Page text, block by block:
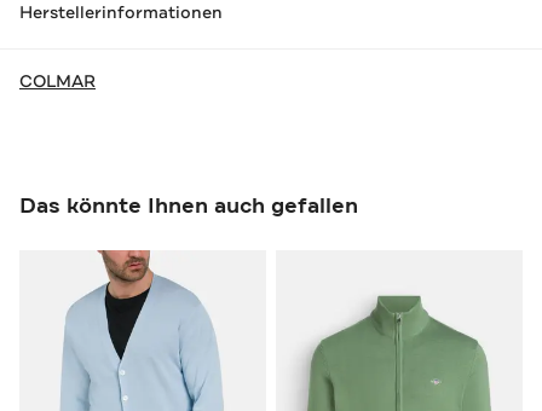
Herstellerinformationen
COLMAR
Das könnte Ihnen auch gefallen